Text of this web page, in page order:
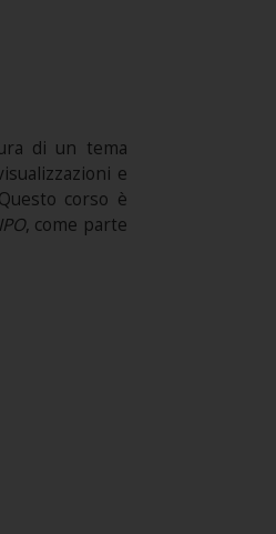
di un tema
e
corso è
, come parte